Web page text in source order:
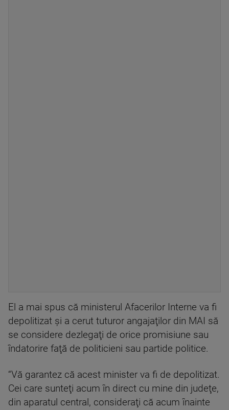
El a mai spus că ministerul Afacerilor Interne va fi
depolitizat şi a cerut tuturor angajaţilor din MAI să
se considere dezlegaţi de orice promisiune sau
îndatorire faţă de politicieni sau partide politice.
“Vă garantez că acest minister va fi de depolitizat.
Cei care sunteţi acum în direct cu mine din judeţe,
din aparatul central, consideraţi că acum înainte